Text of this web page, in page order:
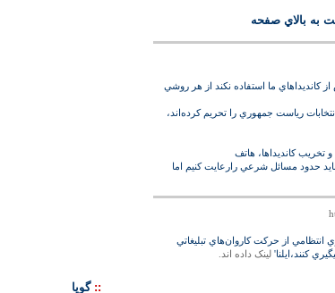
به بالاي صفحه
ما استفاده نكند از هر روشي
رياست جمهوري را تحريم كرده‌اند،
کانديداها، هاتف
حدود مسائل شرعي رارعايت كنيم اما
انتظامي از حركت كاروان‌‏هاي تبليغاتي
كنند،ايلنا' لينک داده اند.
::گويا